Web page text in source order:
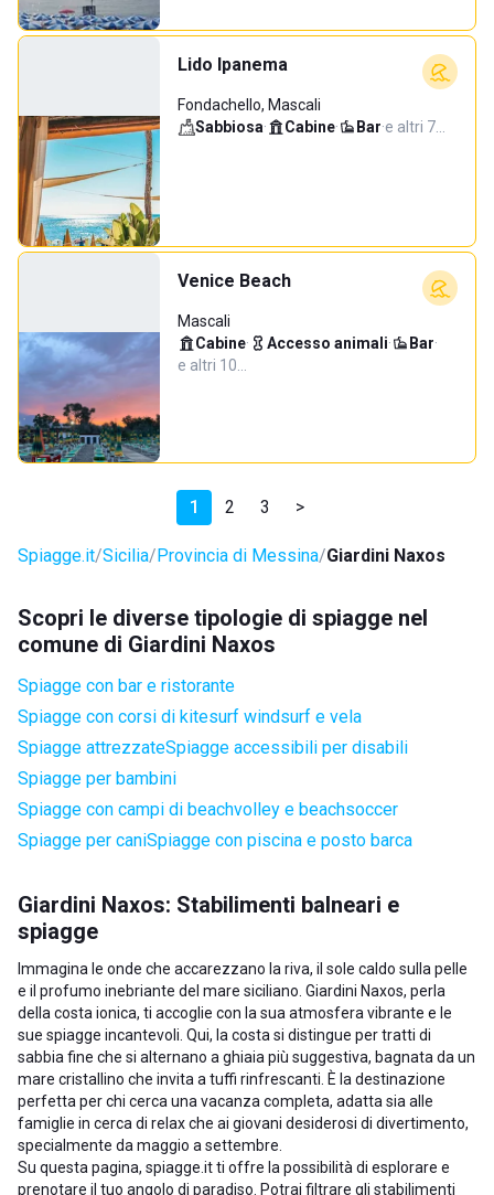
Lido Ipanema
Fondachello, Mascali
Sabbiosa· Cabine· Bar·e altri 7…
Venice Beach
Mascali
Cabine· Accesso animali· Bar·
e altri 10…
1 2 3 >
Spiagge.it Sicilia Provincia di Messina Giardini Naxos
Scopri le diverse tipologie di spiagge nel
comune di Giardini Naxos
Spiagge con bar e ristorante
Spiagge con corsi di kitesurf windsurf e vela
Spiagge attrezzateSpiagge accessibili per disabili
Spiagge per bambini
Spiagge con campi di beachvolley e beachsoccer
Spiagge per caniSpiagge con piscina e posto barca
Giardini Naxos: Stabilimenti balneari e
spiagge
Immagina le onde che accarezzano la riva, il sole caldo sulla pelle
e il profumo inebriante del mare siciliano. Giardini Naxos, perla
della costa ionica, ti accoglie con la sua atmosfera vibrante e le
sue spiagge incantevoli. Qui, la costa si distingue per tratti di
sabbia fine che si alternano a ghiaia più suggestiva, bagnata da un
mare cristallino che invita a tuffi rinfrescanti. È la destinazione
perfetta per chi cerca una vacanza completa, adatta sia alle
famiglie in cerca di relax che ai giovani desiderosi di divertimento,
specialmente da maggio a settembre.
Su questa pagina, spiagge.it ti offre la possibilità di esplorare e
prenotare il tuo angolo di paradiso. Potrai filtrare gli stabilimenti